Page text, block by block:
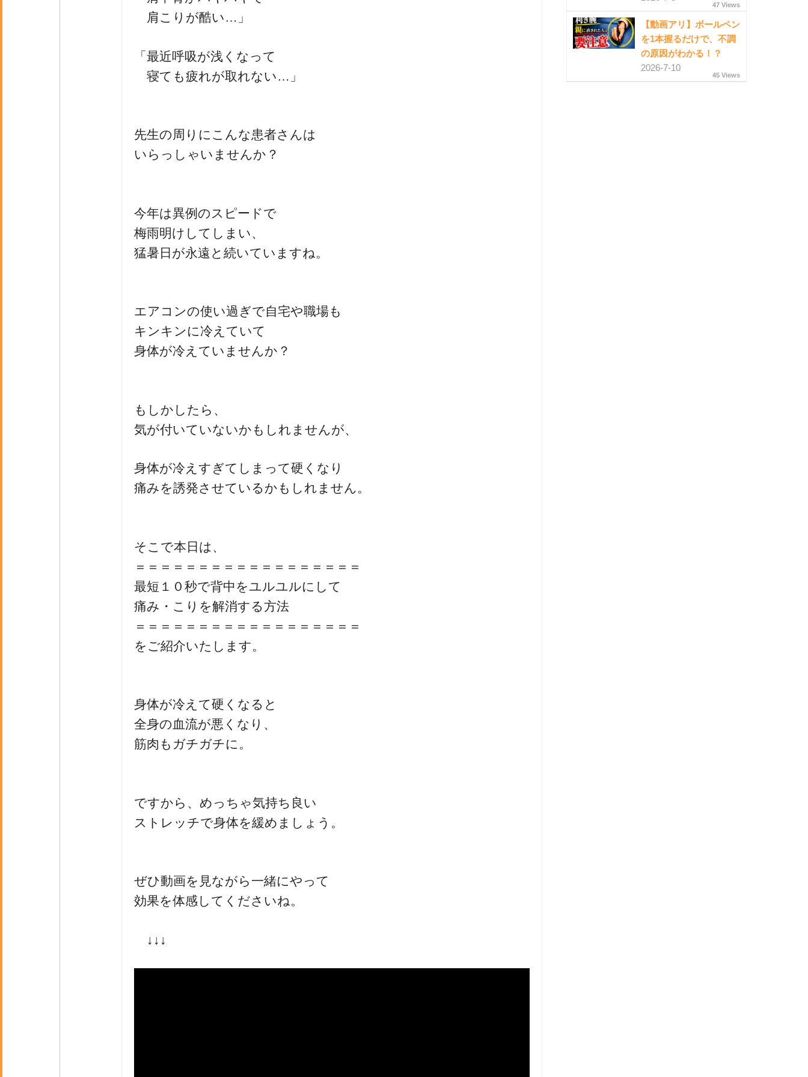
肩こりが酷い…」
「最近呼吸が浅くなって
寝ても疲れが取れない…」
先生の周りにこんな患者さんは
いらっしゃいませんか？
今年は異例のスピードで
梅雨明けしてしまい、
猛暑日が永遠と続いていますね。
エアコンの使い過ぎで自宅や職場も
キンキンに冷えていて
身体が冷えていませんか？
もしかしたら、
気が付いていないかもしれませんが、
身体が冷えすぎてしまって硬くなり
痛みを誘発させているかもしれません。
そこで本日は、
＝＝＝＝＝＝＝＝＝＝＝＝＝＝＝＝＝＝
最短１０秒で背中をユルユルにして
痛み・こりを解消する方法
＝＝＝＝＝＝＝＝＝＝＝＝＝＝＝＝＝＝
をご紹介いたします。
身体が冷えて硬くなると
全身の血流が悪くなり、
筋肉もガチガチに。
ですから、めっちゃ気持ち良い
ストレッチで身体を緩めましょう。
ぜひ動画を見ながら一緒にやって
効果を体感してくださいね。
↓↓↓
47 Views
【動画アリ】ボールペン
を1本握るだけで、不調
の原因がわかる！？
2026-7-10
45 Views